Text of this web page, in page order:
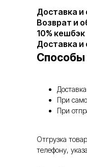
Доставка и
Возврат и
10% кешбэк
Доставка и
Способы
При
При
Отгрузка
телефону,